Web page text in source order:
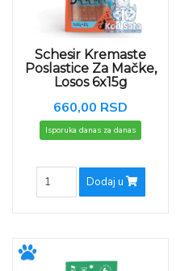
Schesir Kremaste
Poslastice Za Mačke,
Losos 6x15g
660,00 RSD
Isporuka danas za danas
Dodaj u